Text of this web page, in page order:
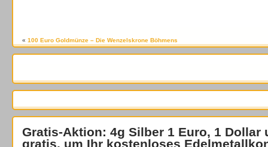
« 100 Euro Goldmünze – Die Wenzelskrone Böhmens
Gratis-Aktion: 4g Silber 1 Euro, 1 Dollar
gratis, um Ihr kostenloses